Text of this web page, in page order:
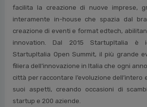
facilita la creazione di nuove imprese,
interamente in-house che spazia dal
creazione di eventi e format edtech,
innovation. Dal 2015 StartupItalia è
StartupItalia Open Summit, il più grande
filiera dell’innovazione in Italia che ogni
città per raccontare l’evoluzione dell’intero
suoi aspetti, creando occasioni di
startup e 200 aziende.